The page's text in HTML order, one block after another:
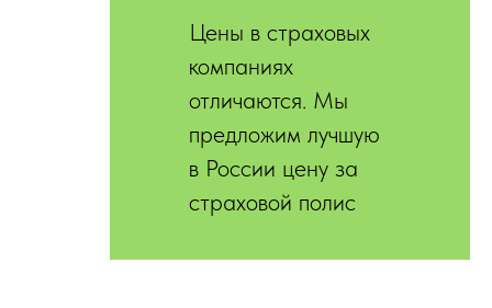
Цены в страховых
компаниях
отличаются. Мы
предложим лучшую
в России цену за
страховой полис